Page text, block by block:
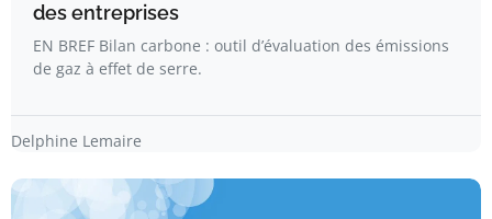
des entreprises
EN BREF Bilan carbone : outil d’évaluation des émissions
de gaz à effet de serre.
Delphine Lemaire